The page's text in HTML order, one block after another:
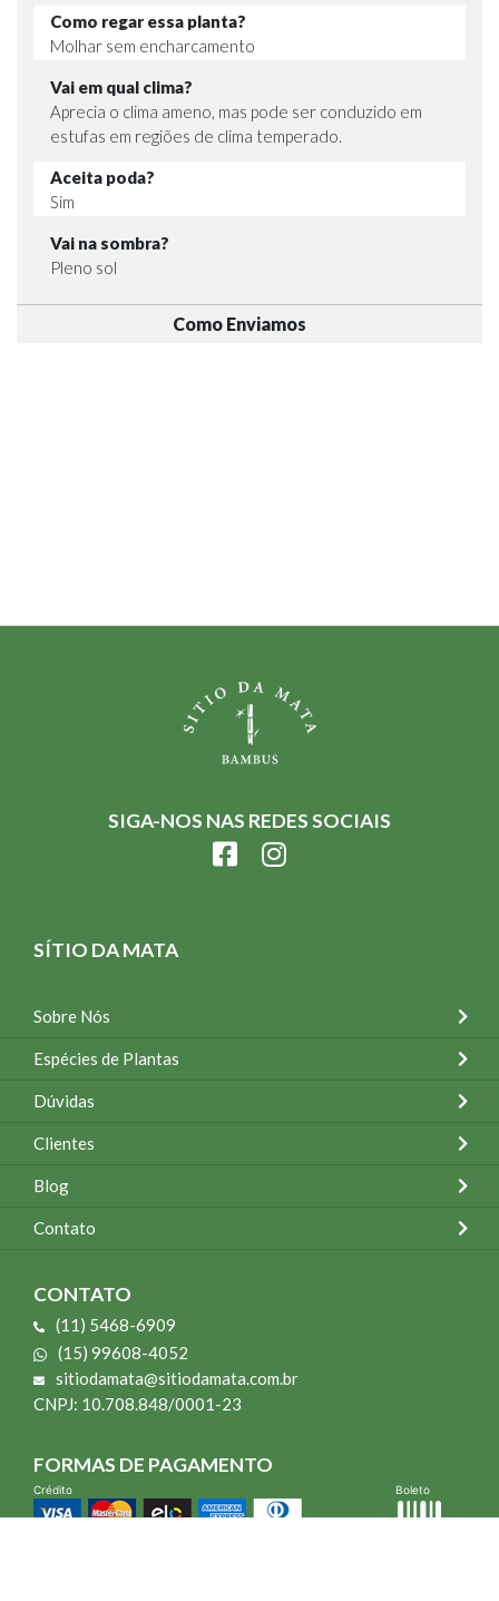
Como regar essa planta?
Molhar sem encharcamento
Vai em qual clima?
Aprecia o clima ameno, mas pode ser conduzido em
estufas em regiões de clima temperado.
Aceita poda?
Sim
Vai na sombra?
Pleno sol
Como Enviamos
SIGA-NOS NAS REDES SOCIAIS
SÍTIO DA MATA
Sobre Nós
Espécies de Plantas
Dúvidas
Clientes
Blog
Contato
CONTATO
(11) 5468-6909
(15) 99608-4052
sitiodamata@sitiodamata.com.br
CNPJ: 10.708.848/0001-23
FORMAS DE PAGAMENTO
Crédito Boleto